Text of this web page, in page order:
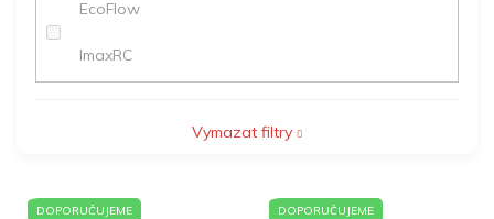
EcoFlow
ImaxRC
Vymazat filtry
V DOPORUČUJEME DOPORUČUJEME